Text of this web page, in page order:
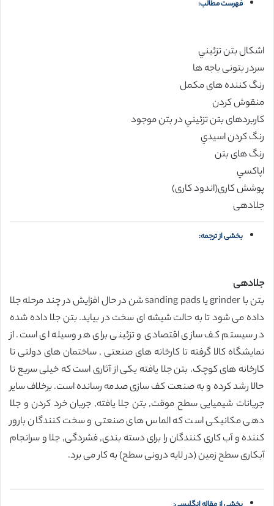
فهرست مطالب:
اشکال بتن تزئيني
سردر بتونی باجه ها
رنگ کننده های مکمل
منقوش کردن
کاربردهای بتن تزئيني در بتن موجود
رنگ کردن اسيدي
رنگ های بتن
اپاکسي
پوشش کاری(اندود کاری)
جلادهی
بخشی از ترجمه:
جلادهی
بتن با grinder یا sanding pads شن در حال افزایش در چند مرحله جلا
داده می شود تا به حالت شیشه ای سخت در بیاید. بتن جلا داده شده
در سیستم کف سازی اقتصادی و تزئینی برای هر وسیله ای است. از
نمایشگاه کالا گرفته تا کارخانه های صنعتی , ساختمان های دولتی تا
کارخانه های کوچک. بتن جلا یافته یکی از آثاری است که خیلی سریع تا
حالا رشد کرده و به صنعت کف سازی صدمه رسانده است. برخلاف سایر
جریانات شیمیایی سطح موقت, بتن جلا یافته, جریان خرد کردن و جلا
دهی مکانیکی است که الماس های صنعتی و سخت کنندگان بارور
کننده و آب کاری کنندگان را برای دسته بندی, فشردگی, جلا و سرانجام
آبکاری سطح زمین (در لایه درونی سطح) به کار می برد.